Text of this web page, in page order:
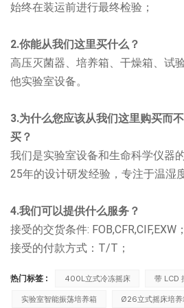
始终在装运前进行最终检验；
2.你能从我们这里买什么？
高压灭菌器、培养箱、干燥箱、试
他实验室设备。
3.为什么您应该从我们这里购买而
买？
我们是实验室设备和生命科学仪器
25年的设计研发经验，专注于温湿
4.我们可以提供什么服务？
接受的交货条件: FOB,CFR,CIF,EXW；
接受的付款方式：T/T；
热门标签 : 400L立式冷冻摇床 带 LCD
实验室智能振荡培养箱 Ø26立式摇床培养